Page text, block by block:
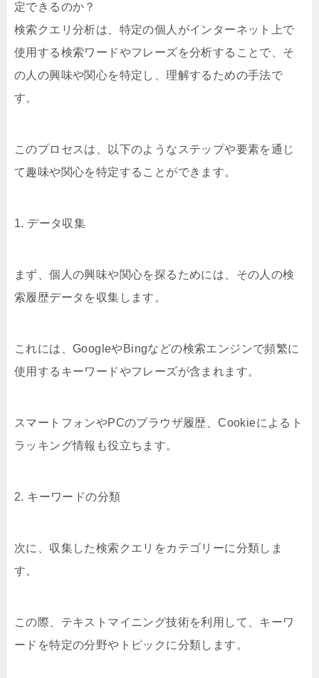
定できるのか？
検索クエリ分析は、特定の個人がインターネット上で
使用する検索ワードやフレーズを分析することで、そ
の人の興味や関心を特定し、理解するための手法で
す。
このプロセスは、以下のようなステップや要素を通じ
て趣味や関心を特定することができます。
1. データ収集
まず、個人の興味や関心を探るためには、その人の検
索履歴データを収集します。
これには、GoogleやBingなどの検索エンジンで頻繁に
使用するキーワードやフレーズが含まれます。
スマートフォンやPCのブラウザ履歴、Cookieによるト
ラッキング情報も役立ちます。
2. キーワードの分類
次に、収集した検索クエリをカテゴリーに分類しま
す。
この際、テキストマイニング技術を利用して、キーワ
ードを特定の分野やトピックに分類します。